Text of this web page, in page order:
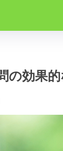
の効果